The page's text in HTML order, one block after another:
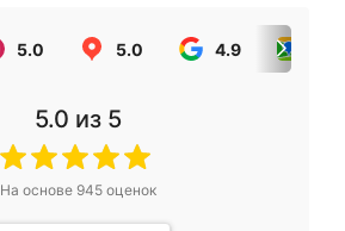
5.0 5.0 4.9
5.0 из 5
На основе 945оценок